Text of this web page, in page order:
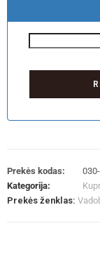
Prekės kodas:
Kategorija:
Prekės ženklas: